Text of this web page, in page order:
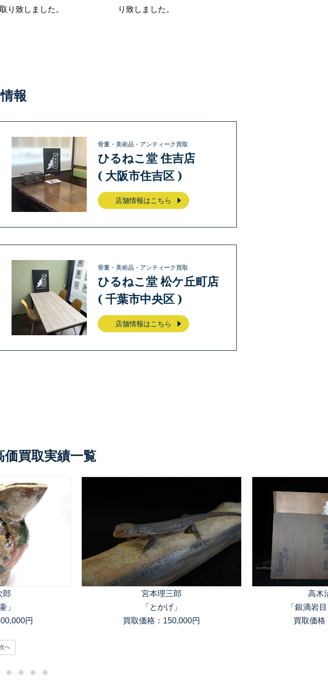
取り致しました。
り致しました。
報
骨董・美術品・アンティーク買取
ひるねこ堂 住吉店
( 大阪市住吉区 )
店舗情報はこちら
骨董・美術品・アンティーク買取
ひるねこ堂 松ケ丘町店
( 千葉市中央区 )
店舗情報はこちら
価買取実績一覧
郎
」
円
宮本理三郎
「とかげ」
買取価格：150,000円
高木
「銀滴岩
買取価格
へ